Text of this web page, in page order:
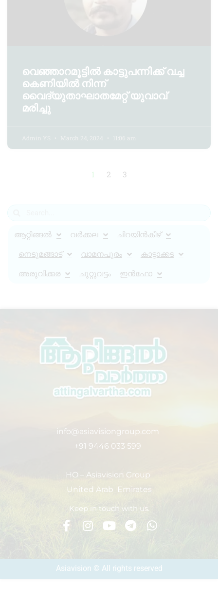
വെഞ്ഞാറമൂട്ടിൽ കാട്ടുപന്നിക്ക് വച്ച
കെണിയിൽ നിന്ന്
വൈദ്യുതാഘാതമേറ്റ് യുവാവ്
മരിച്ചു
Admin YS March 24, 2024 11:06 am
1 2 3
ആറ്റിങ്ങൽ വർക്കല ചിറയിൻകീഴ്
നെടുമങ്ങാട് വാമനപുരം കാട്ടാക്കട
അരുവിക്കര ചുറ്റുവട്ടം ഇൻഫോ
info@asiavisiongroup.com
+91 9446 033 599
HO – Asiavision Group
United Arab Emirates
Keep in touch with us.
Asiavision © All rights reserved